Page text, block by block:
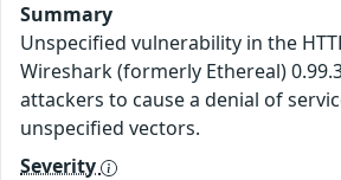
Summary
Unspecified vulnerability in the
Wireshark (formerly Ethereal)
attackers to cause a denial of
unspecified vectors.
Severity